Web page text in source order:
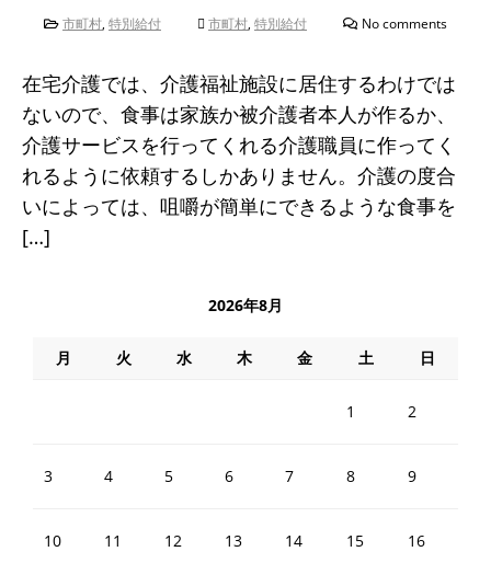
市町村, 特別給付 市町村, 特別給付 No comments
在宅介護では、介護福祉施設に居住するわけでは
ないので、食事は家族か被介護者本人が作るか、
介護サービスを行ってくれる介護職員に作ってく
れるように依頼するしかありません。介護の度合
いによっては、咀嚼が簡単にできるような食事を
[…]
2026年8月
月 火 水 木 金 土 日
1 2
3 4 5 6 7 8 9
10 11 12 13 14 15 16